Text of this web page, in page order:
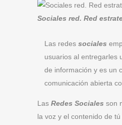
Sociales red. Red
Las redes sociales
usuarios al entregarles
de información y es un
comunicación abierta
Las Redes Sociales son
la voz y el contenido de